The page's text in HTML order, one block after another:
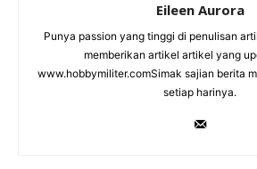
Eileen Aurora
Punya passion yang tinggi di penulisan
memberikan artikel artikel yang
www.hobbymiliter.comSimak sajian berita
setiap harinya.